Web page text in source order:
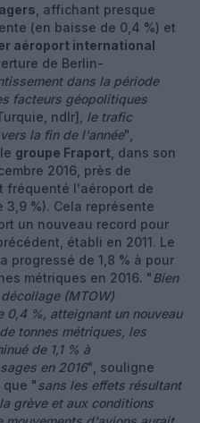
, affichant presque
(en baisse de 0,4 %) et
aéroport international
de Berlin-
dans la période
facteurs géopolitiques
ndlr], le trafic
la fin de l'année",
groupe Fraport , dans son
2016, près de
fréquenté l'aéroport de
%). Cela représente
un nouveau record pour
établi en 2011. Le
progressé de 1,8 % à pour
métriques en 2016. "Bien
(MTOW)
0,4 %, atteignant un nouveau
tonnes métriques, les
de 1,1 % à
en 2016", souligne
"sans les effets résultant
grève et aux conditions